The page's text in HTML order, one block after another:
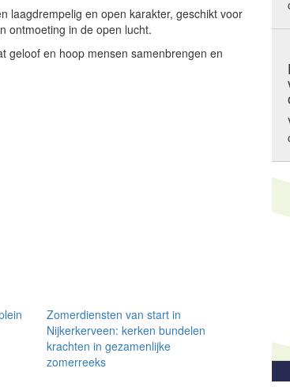
laagdrempelig en open karakter, geschikt voor
ontmoeting in de open lucht.
geloof en hoop mensen samenbrengen en
Zomerdiensten van start in
Nijkerkerveen: kerken bundelen
krachten in gezamenlijke
zomerreeks